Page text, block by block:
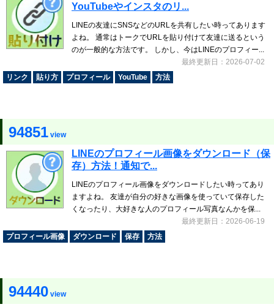
YouTubeやインスタのリ...
LINEの友達にSNSなどのURLを共有したい時ってあります
よね。 通常はトークでURLを貼り付けて友達に送るという
のが一般的な方法です。 しかし、今はLINEのプロフィー...
最終更新日：2026-07-02
リンク
貼り方 プロフィール YouTube 方法
94851 view
LINEのプロフィール画像をダウンロード（保
存）方法！通知で...
LINEのプロフィール画像をダウンロードしたい時ってあり
ますよね。 友達が自分の好きな画像を使っていて保存した
くなったり、大好きな人のプロフィール写真なんかを保...
最終更新日：2026-06-19
プロフィール画像
ダウンロード 保存 方法
94440 view